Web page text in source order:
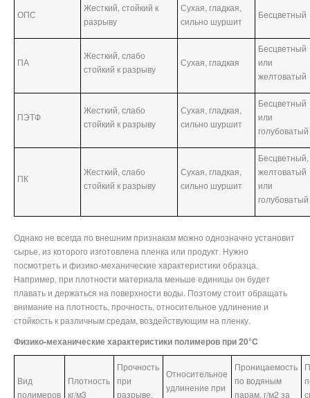
ОПС
Жесткий, стойкий к
разрыву
Сухая, гладкая,
сильно шуршит
Бесцветный
ПА
Жесткий, слабо
стойкий к разрыву
Сухая, гладкая
Бесцветный
или
желтоватый
ПЭТФ
Жесткий, слабо
стойкий к разрыву
Сухая, гладкая,
сильно шуршит
Бесцветный
или
голубоватый
ПК
Жесткий, слабо
стойкий к разрыву
Сухая, гладкая,
сильно шуршит
Бесцветный,
желтоватый
или
голубоватый
Однако не всегда по внешним признакам можно однозначно установит
сырье, из которого изготовлена пленка или продукт. Нужно
посмотреть и физико-механические характеристики образца.
Например, при плотности материала меньше единицы он будет
плавать и держаться на поверхности воды. Поэтому стоит обращать
внимание на плотность, прочность, относительное удлинение и
стойкость к различным средам, воздействующим на пленку.
Физико-механические характеристики полимеров при 20°C
Вид
полимеров
Плотность
кг/м3
Прочность
при
разрыве,
Относительное
удлинение при
Проницаемость
по водяным
парам, г/м2 за